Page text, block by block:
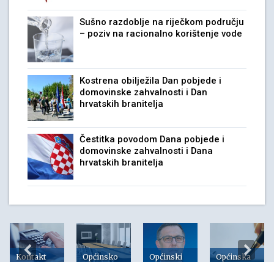
Sušno razdoblje na riječkom području
– poziv na racionalno korištenje vode
Kostrena obilježila Dan pobjede i
domovinske zahvalnosti i Dan
hrvatskih branitelja
Čestitka povodom Dana pobjede i
domovinske zahvalnosti i Dana
hrvatskih branitelja
Kontakt
Općinsko
Općinski
Općinska